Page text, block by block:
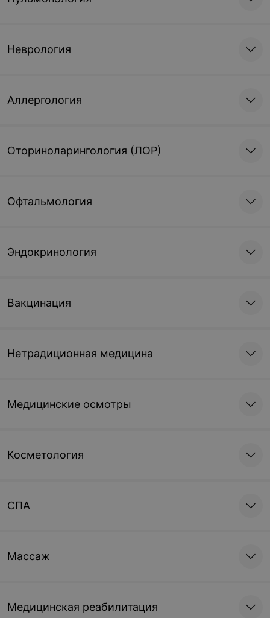
Неврология
Аллергология
Оториноларингология (ЛОР)
Офтальмология
Эндокринология
Вакцинация
Нетрадиционная медицина
Медицинские осмотры
Косметология
СПА
Массаж
Медицинская реабилитация